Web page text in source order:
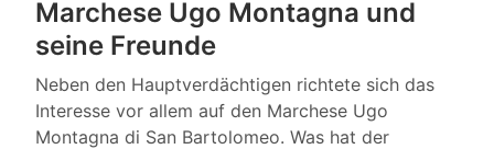
Marchese Ugo Montagna und
seine Freunde
Neben den Hauptverdächtigen richtete sich das
Interesse vor allem auf den Marchese Ugo
Montagna di San Bartolomeo. Was hat der